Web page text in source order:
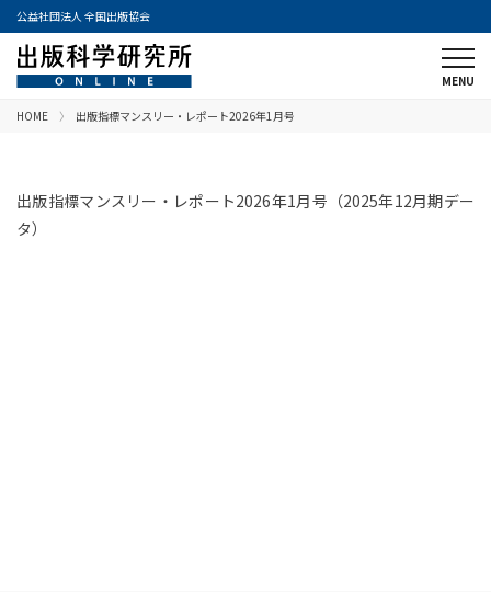
公益社団法人 全国出版協会
HOME 出版指標マンスリー・レポート2026年1月号
出版指標マンスリー・レポート2026年1月号（2025年12月期デー
タ）